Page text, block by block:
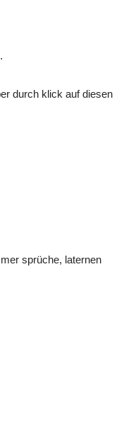
durch klick auf diesen
sprüche, laternen